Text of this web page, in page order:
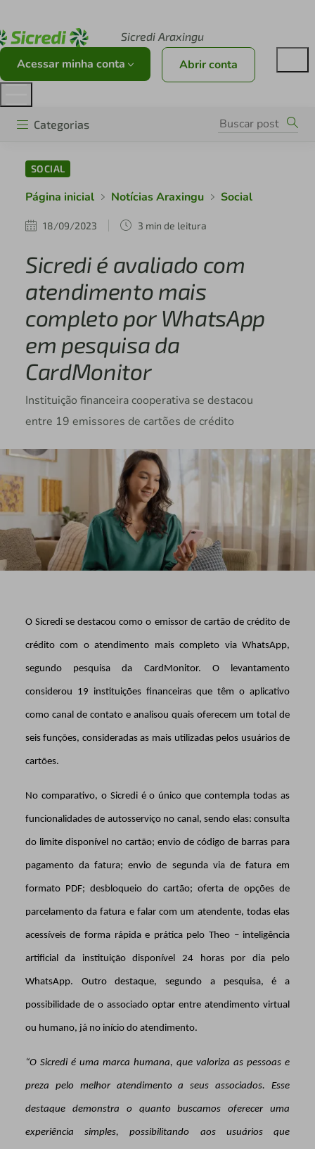
Sicredi Araxingu
Acessar minha conta Abrir conta
Categorias
SOCIAL
Página inicial Notícias Araxingu Social
18/09/2023 3 min de leitura
Sicredi é avaliado com
atendimento mais
completo por WhatsApp
em pesquisa da
CardMonitor
Instituição financeira cooperativa se destacou
entre 19 emissores de cartões de crédito
O Sicredi se destacou como o emissor de cartão de crédito de
crédito com o atendimento mais completo via WhatsApp,
segundo pesquisa da CardMonitor. O levantamento
considerou 19 instituições financeirasque têm o aplicativo
como canal de contato e analisou quais oferecem um total de
seis funções, consideradas as mais utilizadas pelos usuários de
cartões.
No comparativo, o Sicredi é o único que contempla todas as
funcionalidades de autosserviço no canal, sendo elas: consulta
do limite disponível no cartão; envio de código de barras para
pagamento da fatura; envio de segunda via de fatura em
formato PDF; desbloqueio do cartão; oferta de opções de
parcelamento da fatura e falar com um atendente, todas elas
acessíveis de forma rápida e prática pelo Theo – inteligência
artificial da instituição disponível 24 horas por dia pelo
WhatsApp. Outro destaque, segundo a pesquisa, é a
possibilidade de o associado optar entre atendimento virtual
ou humano, já no início do atendimento.
“O Sicredi é uma marca humana, que valoriza as pessoas e
preza pelo melhor atendimento a seus associados. Esse
destaque demonstra o quanto buscamos oferecer uma
experiência simples, possibilitando aos usuários que